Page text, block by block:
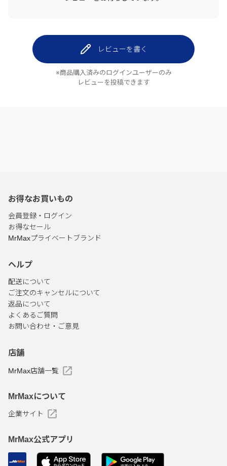
レビューを書く
※商品購入済みのログインユーザーのみ
レビューを投稿できます
お得なお買いもの
会員登録・ログイン
お得なセール
MrMaxプライベートブランド
ヘルプ
配送について
ご注文のキャンセルについて
返品について
よくあるご質問
お問い合わせ・ご意見
店舗
MrMax店舗一覧
MrMaxについて
企業サイト
MrMax公式アプリ